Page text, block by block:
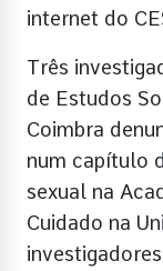
internet do
Três
de Estudos
Coimbra
num capítulo
sexual na
Cuidado na